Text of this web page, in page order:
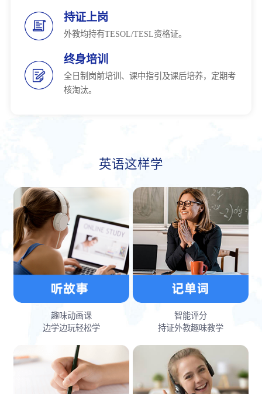
持证上岗
外教均持有TESOL/TESL资格证。
终身培训
全日制岗前培训、课中指引及课后培养，定期考
核淘汰。
英语这样学
趣味动画课
边学边玩轻松学
智能评分
持证外教趣味教学